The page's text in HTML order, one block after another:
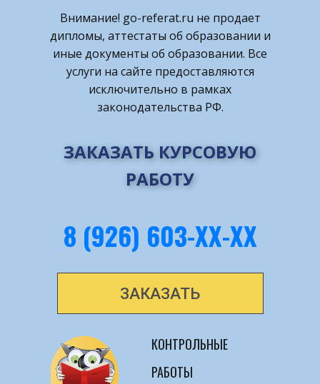
Внимание! ​go-referat.ru не продает
дипломы, аттестаты об образовании и
иные документы об образовании. Все
услуги на сайте предоставляются
исключительно в рамках
законодательства РФ.
ЗАКАЗАТЬ КУРСОВУЮ
РАБОТУ
8 (926) 603-ХХ-ХХ
ЗАКАЗАТЬ
КОНТРОЛЬНЫЕ
РАБОТЫ